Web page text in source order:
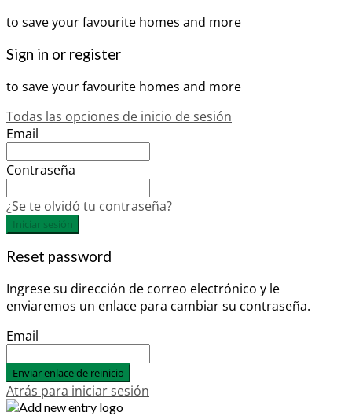
to save your favourite homes and more
Sign in or register
to save your favourite homes and more
Todas las opciones de inicio de sesión
Email
Contraseña
¿Se te olvidó tu contraseña?
Iniciar sesión
Reset password
Ingrese su dirección de correo electrónico y le
enviaremos un enlace para cambiar su contraseña.
Email
Enviar enlace de reinicio
Atrás para iniciar sesión